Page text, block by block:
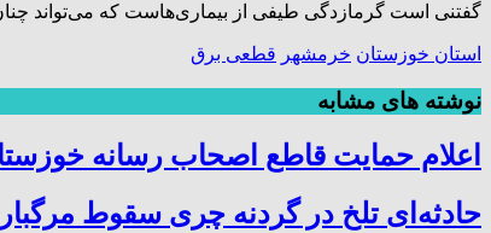
گفتنی است گرمازدگی طیفی از بیماری‌هاست که می‌تواند
استان خوزستان خرمشهر قطعی برق
نوشته های مشابه
اعلام حمایت قاطع اصحاب رسانه
حادثه‌ای تلخ در گردنه چری سقوط